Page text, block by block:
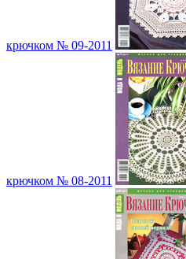
крючком № 09-2011
крючком № 08-2011